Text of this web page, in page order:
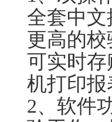
全套中
更高的
可实时
机打印报
2、软件